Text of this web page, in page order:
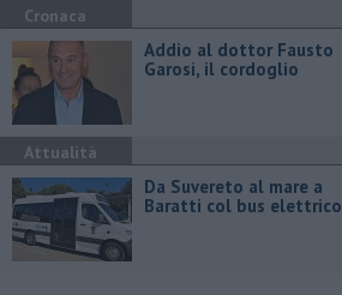
Cronaca
Addio al dottor Fausto
Garosi, il cordoglio
Attualità
Da Suvereto al mare a
Baratti col bus elettrico